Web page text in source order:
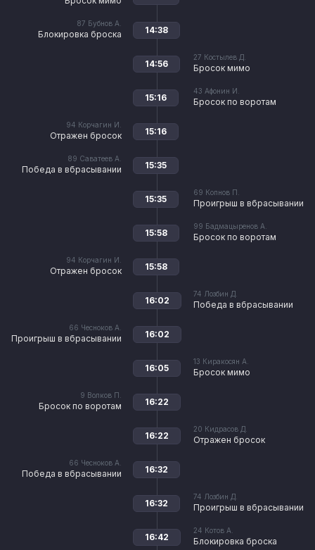
87 Бубнов А.
Блокировка броска 14:38
27 Костылев Д.
Бросок мимо
14:56
43 Афонин И.
Бросок по воротам
15:16
94 Корчагин И.
Отражен бросок 15:16
89 Саватеев А.
Победа в вбрасывании 15:35
69 Копнов П.
Проигрыш в вбрасывании
15:35
99 Бадмацыренов А.
Бросок по воротам
15:58
94 Корчагин И.
Отражен бросок 15:58
74 Лозбин Д.
Победа в вбрасывании
16:02
66 Чесноков А.
Проигрыш в вбрасывании 16:02
13 Киракосян А.
Бросок мимо
16:05
9 Волков П.
Бросок по воротам 16:22
20 Кидрасов Д.
Отражен бросок
16:22
66 Чесноков А.
Победа в вбрасывании 16:32
74 Лозбин Д.
Проигрыш в вбрасывании
16:32
24 Котов А.
Блокировка броска
16:42